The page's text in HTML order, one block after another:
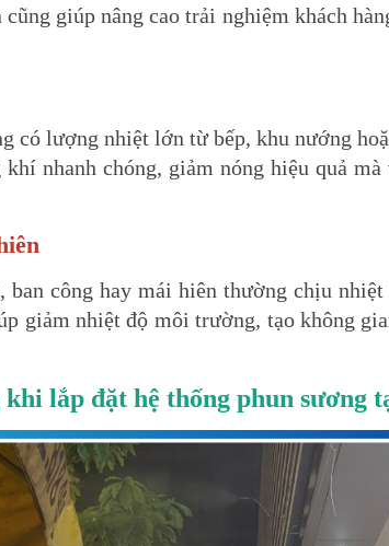
giúp nâng cao trải nghiệm khách
có lượng nhiệt lớn từ bếp, khu nướng
nhanh chóng, giảm nóng hiệu quả
ban công hay mái hiên thường chịu
giảm nhiệt độ môi trường, tạo không
lắp đặt hệ thống phun sương